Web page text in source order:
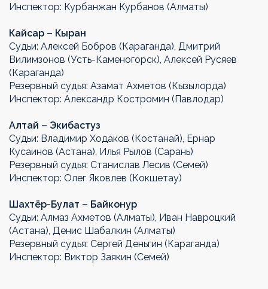
Инспектор: Курбанжан Курбанов (Алматы)
Кайсар – Кыран
Судьи: Алексей Бобров (Караганда), Дмитрий
Вилимзонов (Усть-Каменогорск), Алексей Русяев
(Караганда)
Резервный судья: Азамат Ахметов (Кызылорда)
Инспектор: Александр Костромин (Павлодар)
Алтай – Экибастуз
Судьи: Владимир Ходаков (Костанай), Ернар
Кусаинов (Астана), Илья Рылов (Сарань)
Резервный судья: Станислав Лесив (Семей)
Инспектор: Олег Яковлев (Кокшетау)
Шахтёр-Булат – Байконур
Судьи: Алмаз Ахметов (Алматы), Иван Навроцкий
(Астана), Денис Шабалкин (Алматы)
Резервный судья: Сергей Деньгин (Караганда)
Инспектор: Виктор Заякин (Семей)